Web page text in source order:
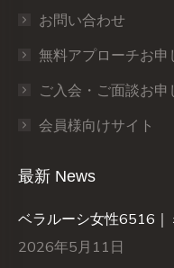
お問い合わせ
無料アプローチお申
ご入会・ご面談お申
会員様向けサイト
最新 News
ベラルーシ女性6516｜
2026年5月11日